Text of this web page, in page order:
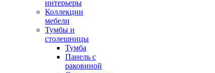
интерьеры
Коллекции
мебели
Тумбы и
столешницы
Тумба
Панель с
раковиной